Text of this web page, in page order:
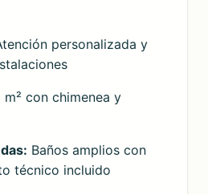
personalizada y
con chimenea y
Baños amplios con
técnico incluido